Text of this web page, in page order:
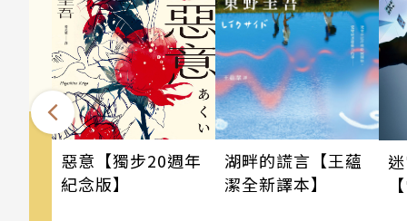
惡意【獨步20週年
紀念版】
湖畔的謊言【王蘊
潔全新譯本】